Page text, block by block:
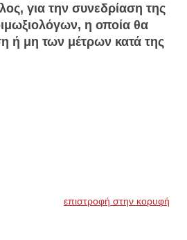
για την συνεδρίαση της
η οποία θα
ή μη των μέτρων κατά της
επιστροφή στην κορυφή